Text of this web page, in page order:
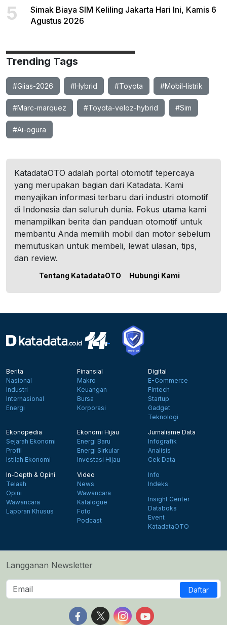
5
Simak Biaya SIM Keliling Jakarta Hari Ini, Kamis 6
Agustus 2026
Trending Tags
#Giias-2026 #Hybrid #Toyota #Mobil-listrik
#Marc-marquez #Toyota-veloz-hybrid #Sim
#Ai-ogura
KatadataOTO adalah portal otomotif tepercaya
yang merupakan bagian dari Katadata. Kami
menyajikan informasi terbaru dari industri otomotif
di Indonesia dan seluruh dunia. Fokus utama kami
menampilkan berita dan panduan otomotif untuk
membantu Anda memilih mobil dan motor sebelum
memutuskan untuk membeli, lewat ulasan, tips,
dan review.
Tentang KatadataOTO Hubungi Kami
Berita
Nasional
Industri
Internasional
Energi
Finansial
Makro
Keuangan
Bursa
Korporasi
Digital
E-Commerce
Fintech
Startup
Gadget
Teknologi
Ekonopedia
Sejarah Ekonomi
Profil
Istilah Ekonomi
Ekonomi Hijau
Energi Baru
Energi Sirkular
Investasi Hijau
Jurnalisme Data
Infografik
Analisis
Cek Data
In-Depth & Opini
Telaah
Opini
Wawancara
Laporan Khusus
Video
News
Wawancara
Katalogue
Foto
Podcast
Info
Indeks
Insight Center
Databoks
Event
KatadataOTO
Langganan Newsletter
Daftar
Follow us on Facebook
Follow us on X
Follow us on Instagram
Follow us on